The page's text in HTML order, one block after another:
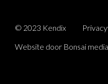
© 2023 Kendix
Website door Bonsai media